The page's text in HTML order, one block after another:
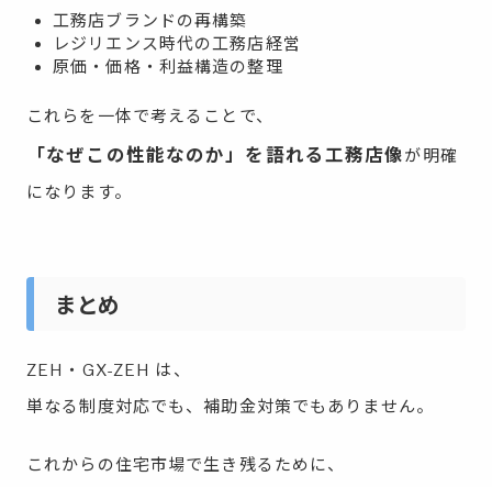
工務店ブランドの再構築
レジリエンス時代の工務店経営
原価・価格・利益構造の整理
これらを一体で考えることで、
「なぜこの性能なのか」を語れる工務店像が明確
になります。
まとめ
ZEH・GX-ZEH は、
単なる制度対応でも、補助金対策でもありません。
これからの住宅市場で生き残るために、